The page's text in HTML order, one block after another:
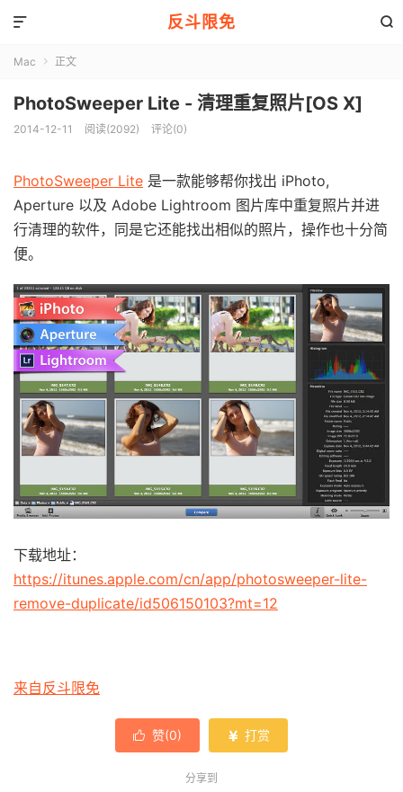
反斗限免 

Mac  正文
PhotoSweeper Lite - 清理重复照片[OS X]
2014-12-11 阅读(2092) 评论(0)
PhotoSweeper Lite 是一款能够帮你找出 iPhoto,
Aperture 以及 Adobe Lightroom 图片库中重复照片并进
行清理的软件，同是它还能找出相似的照片，操作也十分简
便。
下载地址：
https://itunes.apple.com/cn/app/photosweeper-lite-
remove-duplicate/id506150103?mt=12
来自反斗限免
 赞(0)  打赏
分享到